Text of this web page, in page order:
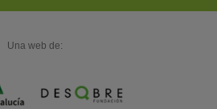
Una web de: